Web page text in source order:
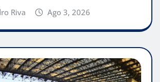
Riva Ago 3, 2026